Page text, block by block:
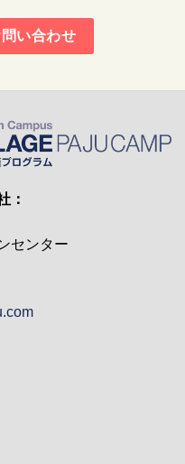
い合わせ
：
センター